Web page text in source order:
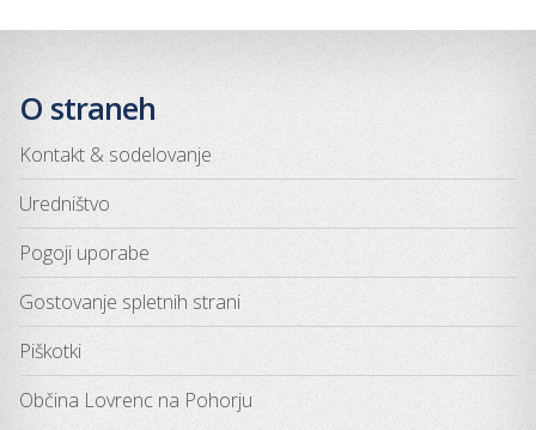
O straneh
Kontakt & sodelovanje
Uredništvo
Pogoji uporabe
Gostovanje spletnih strani
Piškotki
Občina Lovrenc na Pohorju